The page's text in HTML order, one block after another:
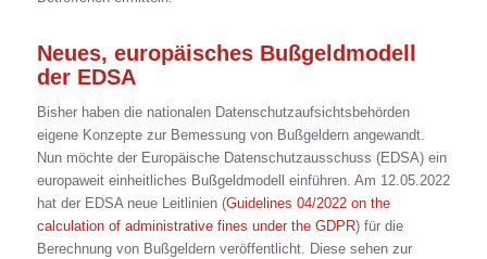
Neues, europäisches Bußgeldmodell
der EDSA
Bisher haben die nationalen Datenschutzaufsichtsbehörden
eigene Konzepte zur Bemessung von Bußgeldern angewandt.
Nun möchte der Europäische Datenschutzausschuss (EDSA) ein
europaweit einheitliches Bußgeldmodell einführen. Am 12.05.2022
hat der EDSA neue Leitlinien (Guidelines 04/2022 on the
calculation of administrative fines under the GDPR) für die
Berechnung von Bußgeldern veröffentlicht. Diese sehen zur